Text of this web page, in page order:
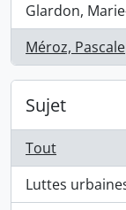
Glardon,
, 1 résultats
Méroz, Pascale
, 1 résultats
Sujet
Tout
Luttes
, 1 résultats